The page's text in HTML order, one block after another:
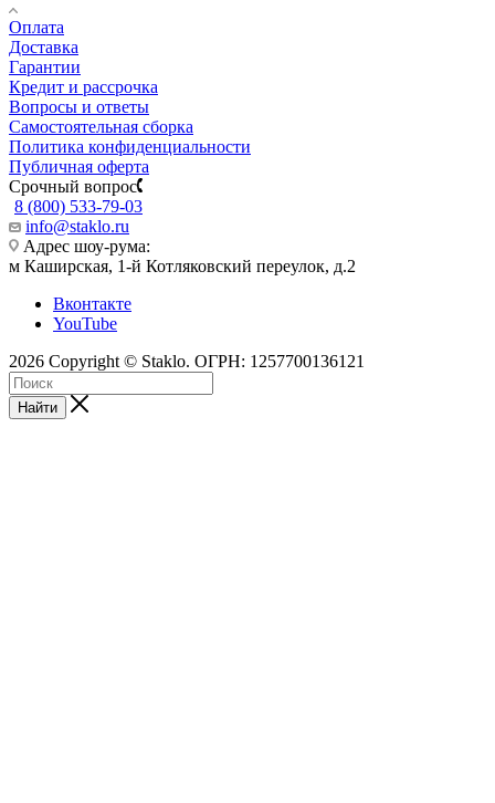
Оплата
Доставка
Гарантии
Кредит и рассрочка
Вопросы и ответы
Самостоятельная сборка
Политика конфиденциальности
Публичная оферта
Срочный вопрос
8 (800) 533-79-03
info@staklo.ru
Адрес шоу-рума:
м Каширская, 1-й Котляковский переулок, д.2
Вконтакте
YouTube
2026 Copyright © Staklo. ОГРН: 1257700136121
Найти